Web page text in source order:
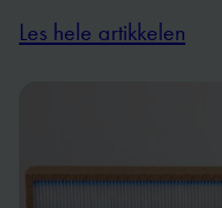
Les hele artikkelen